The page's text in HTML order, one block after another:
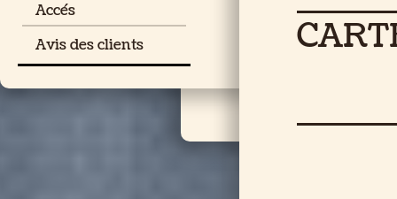
Accés
Avis des clients